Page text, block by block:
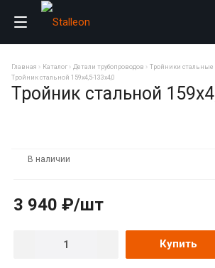
Главная Каталог Детали трубопроводов
Тройники стальные
Тройник стальной 159х4,5-133х4,0
Тройник стальной
В наличии
3 940 ₽/шт
Купить